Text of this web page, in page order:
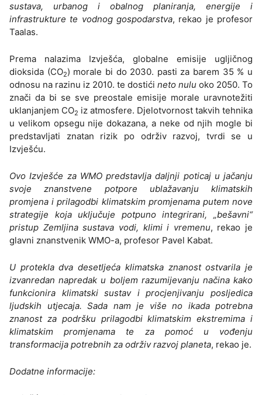
sustava, urbanog i obalnog planiranja, energije i
infrastrukture te vodnog gospodarstva, rekao je profesor
Taalas.
Prema nalazima Izvješća, globalne emisije ugljičnog
dioksida (CO2) morale bi do 2030. pasti za barem 35 % u
odnosu na razinu iz 2010. te dostići neto nulu oko 2050. To
znači da bi se sve preostale emisije morale uravnotežiti
uklanjanjem CO2 iz atmosfere. Djelotvornost takvih tehnika
u velikom opsegu nije dokazana, a neke od njih mogle bi
predstavljati znatan rizik po održiv razvoj, tvrdi se u
Izvješću.
Ovo Izvješće za WMO predstavlja daljnji poticaj u jačanju
svoje znanstvene potpore ublažavanju klimatskih
promjena i prilagodbi klimatskim promjenama putem nove
strategije koja uključuje potpuno integrirani, „bešavni“
pristup Zemljina sustava vodi, klimi i vremenu, rekao je
glavni znanstvenik WMO-a, profesor Pavel Kabat.
U protekla dva desetljeća klimatska znanost ostvarila je
izvanredan napredak u boljem razumijevanju načina kako
funkcionira klimatski sustav i procjenjivanju posljedica
ljudskih utjecaja. Sada nam je više no ikada potrebna
znanost za podršku prilagodbi klimatskim ekstremima i
klimatskim promjenama te za pomoć u vođenju
transformacija potrebnih za održiv razvoj planeta, rekao je.
Dodatne informacije: